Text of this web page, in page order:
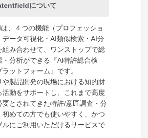
について
、４つの機能（プロフェッショ
データ可視化・AI類似検索・AI分
組み合わせて、ワンストップで総
・分析ができる『AI特許総合検
ットフォーム』です。
や製品開発の現場における知的財
活動をサポートし、これまで高度
要とされてきた特許/意匠調査・分
初めての方でも使いやすく、かつ
ルにご利用いただけるサービスで